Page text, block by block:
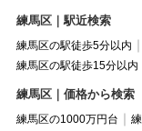
練馬区｜駅近検索
練馬区の駅徒歩5分以内
練馬区の駅徒歩15分以内
練馬区｜価格から検索
練馬区の1000万円台